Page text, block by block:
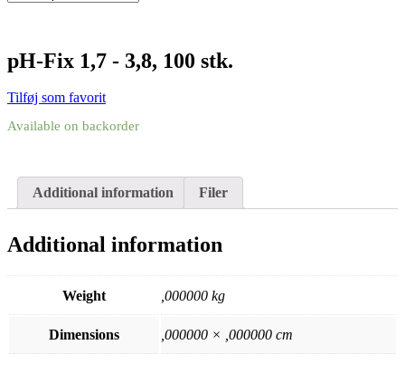
pH-Fix 1,7 - 3,8, 100 stk.
Tilføj som favorit
Available on backorder
Additional information Filer
Additional information
Weight ,000000 kg
Dimensions ,000000 × ,000000 cm